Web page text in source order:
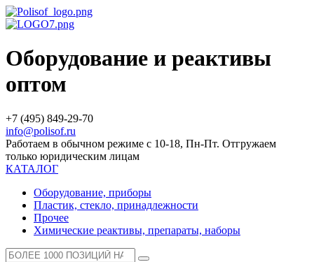
Оборудование и реактивы
оптом
+7 (495) 849-29-70
info@polisof.ru
Работаем в обычном режиме с 10-18, Пн-Пт. Отгружаем
только юридическим лицам
КАТАЛОГ
Оборудование, приборы
Пластик, стекло, принадлежности
Прочее
Химические реактивы, препараты, наборы